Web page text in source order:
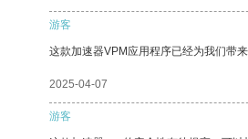
游客
这款加速器VPM应用程序已经为我们带
2025-04-07
游客